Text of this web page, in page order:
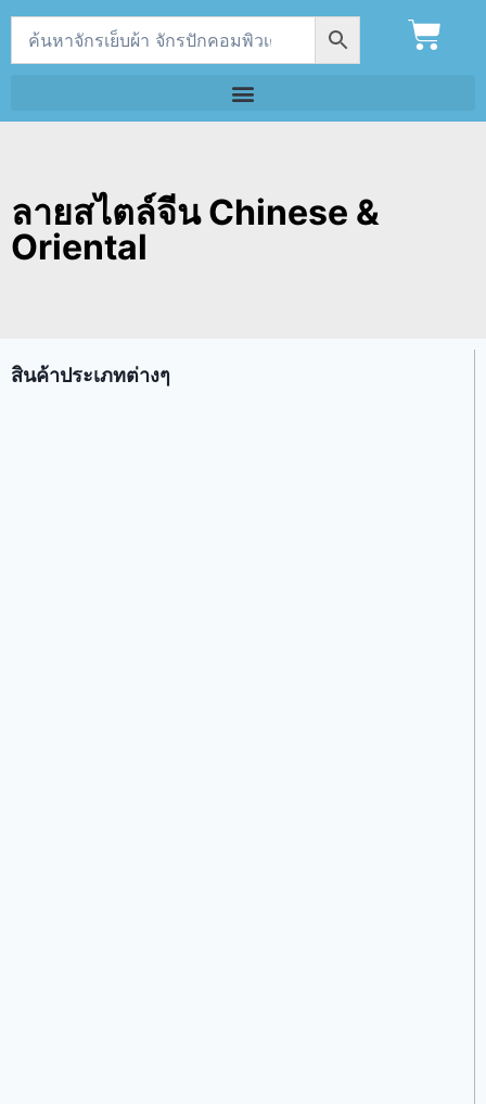
ลายสไตล์จีน Chinese &
Oriental
สินค้าประเภทต่างๆ